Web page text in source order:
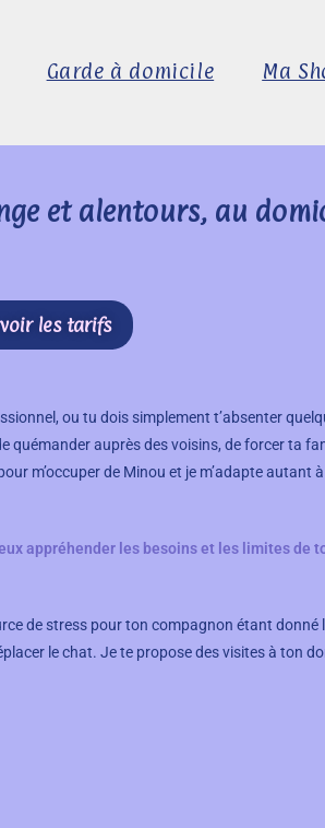
Garde à domicile Ma
et alentours, au
les tarifs
ou tu dois simplement t’absenter
quémander auprès des voisins, de forcer ta
m’occuper de Minou et je m’adapte autant
appréhender les besoins et les limites de
de stress pour ton compagnon étant
le chat. Je te propose des visites à ton